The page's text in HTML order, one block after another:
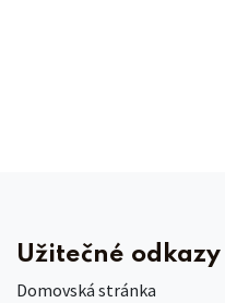
Užitečné odkazy
Domovská stránka